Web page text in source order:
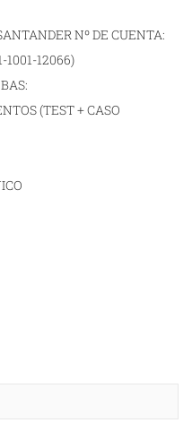
Nº DE CUENTA:
1001-12066)
(TEST + CASO